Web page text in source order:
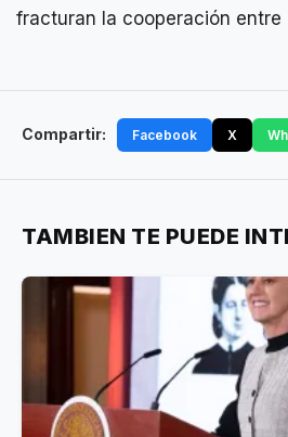
fracturan la cooperación entre
Compartir: Facebook X
TAMBIEN TE PUEDE